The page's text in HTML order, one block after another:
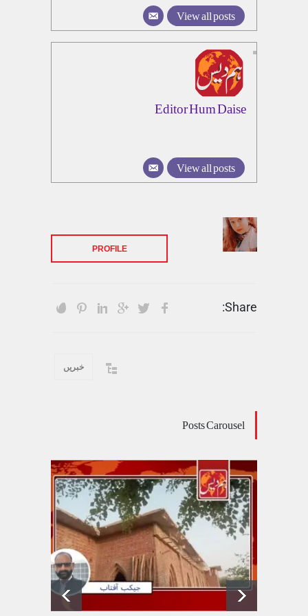
View all posts
Editor Hum Daise
View all posts
PROFILE
Share:
خبریں
Posts Carousel